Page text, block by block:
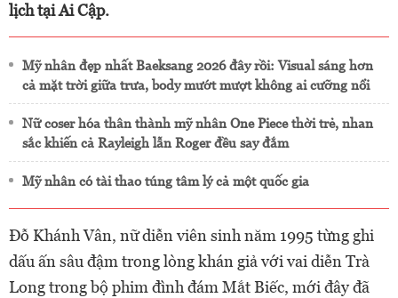
lịch tại Ai Cập.
Mỹ nhân đẹp nhất Baeksang 2026 đây rồi: Visual sáng hơn
cả mặt trời giữa trưa, body mướt mượt không ai cưỡng nổi
Nữ coser hóa thân thành mỹ nhân One Piece thời trẻ, nhan
sắc khiến cả Rayleigh lẫn Roger đều say đắm
Mỹ nhân có tài thao túng tâm lý cả một quốc gia
Đỗ Khánh Vân, nữ diễn viên sinh năm 1995 từng ghi
dấu ấn sâu đậm trong lòng khán giả với vai diễn Trà
Long trong bộ phim đình đám Mắt Biếc, mới đây đã